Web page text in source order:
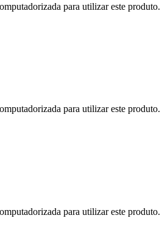
para utilizar este
para utilizar este
para utilizar este